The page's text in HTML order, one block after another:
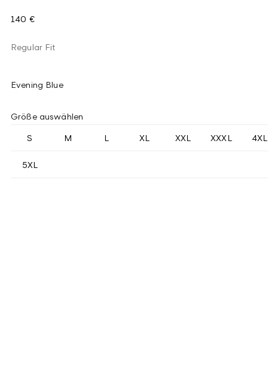
140 €
Regular Fit
Evening Blue
Größe auswählen
S M L XL XXL XXXL 4XL
5XL